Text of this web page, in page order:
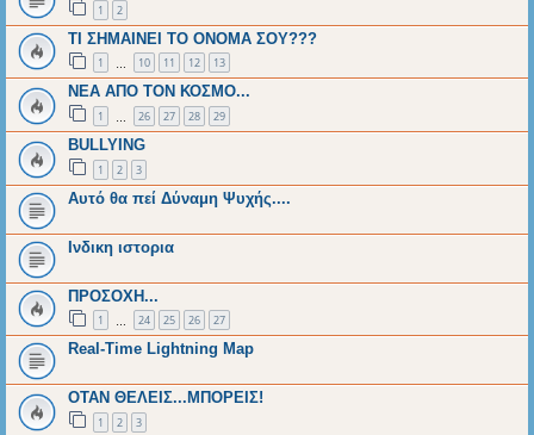
1 2
ΤΙ ΣΗΜΑΙΝΕΙ ΤΟ ΟΝΟΜΑ ΣΟΥ???
1 10 11 12 13
ΝΕΑ ΑΠΟ ΤΟΝ ΚΟΣΜΟ...
1 26 27 28 29
BULLYING
1 2 3
Αυτό θα πεί Δύναμη Ψυχής....
Ινδικη ιστορια
ΠΡΟΣΟΧΗ...
1 24 25 26 27
Real-Time Lightning Map
ΟΤΑΝ ΘΕΛΕΙΣ...ΜΠΟΡΕΙΣ!
1 2 3